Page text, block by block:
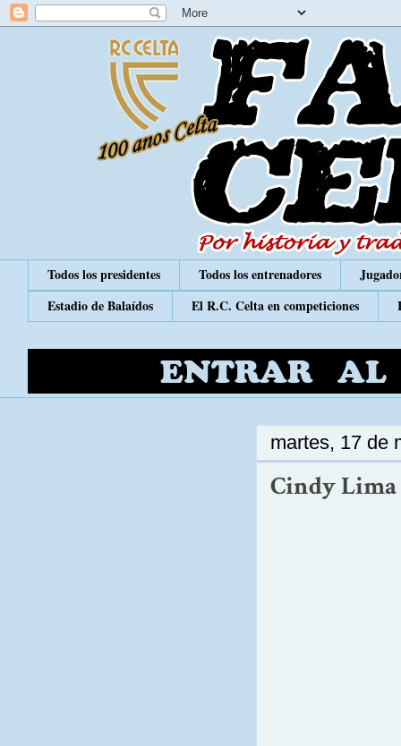
Todos los presidentes Todos los entrenadores
Estadio de Balaídos
El R.C. Celta en competiciones
martes, 17 de
Cindy Lima